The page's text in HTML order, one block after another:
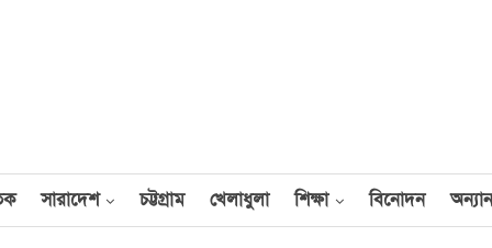
সারাদেশ চট্টগ্রাম খেলাধুলা শিক্ষা বিনোদন